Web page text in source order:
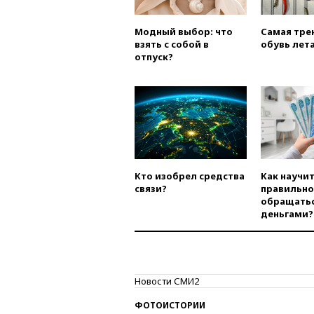
Модный выбор: что
взять с собой в
отпуск?
Самая
обувь
Кто изобрел средства
связи?
Как
правильно
деньгами?
Новости СМИ2
ФОТОИСТОРИИ